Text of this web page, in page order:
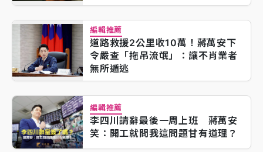
編輯推薦
道路救援2公里收10萬！蔣萬安下
令嚴查「拖吊流氓」：讓不肖業者
無所遁逃
編輯推薦
李四川請辭最後一周上班 蔣萬安
笑：開工就問我這問題甘有道理？